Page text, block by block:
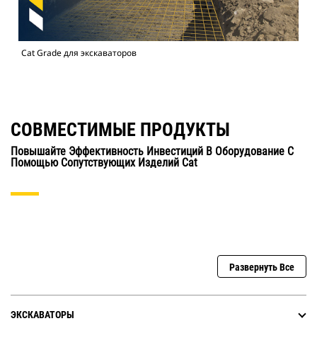
Cat Grade для экскаваторов
СОВМЕСТИМЫЕ ПРОДУКТЫ
Повышайте Эффективность Инвестиций В Оборудование С
Помощью Сопутствующих Изделий Cat
Развернуть Все
ЭКСКАВАТОРЫ